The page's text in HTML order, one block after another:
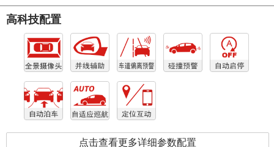
高科技配置
点击查看更多详细参数配置